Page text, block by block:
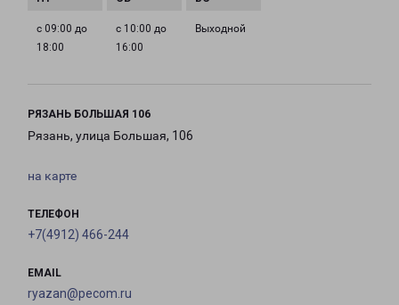
с 09:00 до
18:00
с 10:00 до
16:00
Выходной
РЯЗАНЬ БОЛЬШАЯ 106
Рязань, улица Большая, 106
на карте
ТЕЛЕФОН
+7(4912) 466-244
EMAIL
ryazan@pecom.ru